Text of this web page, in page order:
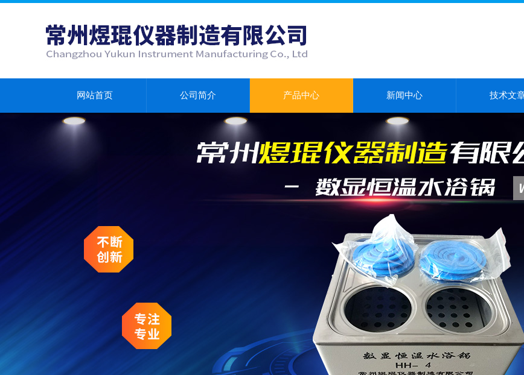
网站首页 公司简介 产品中心 新闻中心 技术文